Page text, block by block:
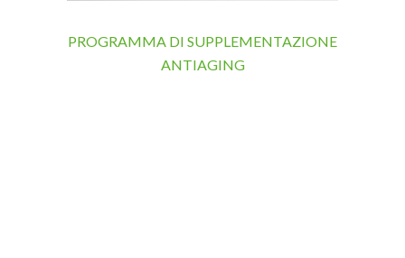
PROGRAMMA DI SUPPLEMENTAZIONE
ANTIAGING